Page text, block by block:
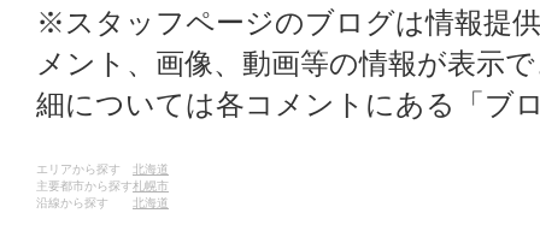
※スタッフページのブログは情報提
メント、画像、動画等の情報が表示
細については各コメントにある「ブ
エリアから探す
北海道
主要都市から探す札幌市
沿線から探す
北海道